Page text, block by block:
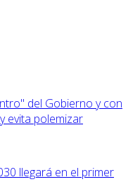
del Gobierno y con
evita polemizar
llegará en el primer